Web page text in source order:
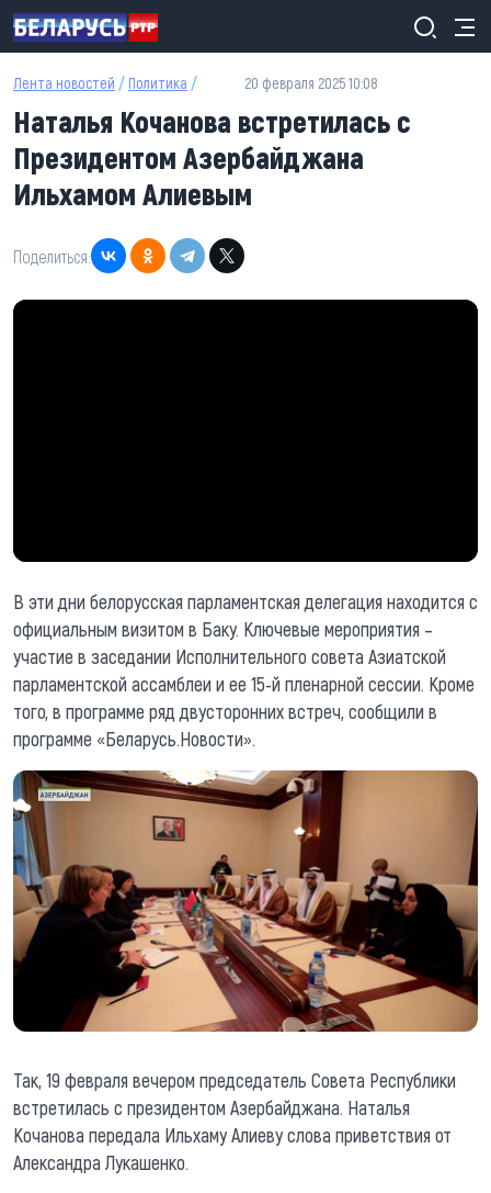
Перейти к основному содержанию
Лента новостей / Политика / 20 февраля 2025 10:08
Наталья Кочанова встретилась с
Президентом Азербайджана
Ильхамом Алиевым
Поделиться:
В эти дни белорусская парламентская делегация находится с
официальным визитом в Баку. Ключевые мероприятия –
участие в заседании Исполнительного совета Азиатской
парламентской ассамблеи и ее 15-й пленарной сессии. Кроме
того, в программе ряд двусторонних встреч, сообщили в
программе «Беларусь.Новости».
Так, 19 февраля вечером председатель Совета Республики
встретилась с президентом Азербайджана. Наталья
Кочанова передала Ильхаму Алиеву слова приветствия от
Александра Лукашенко.